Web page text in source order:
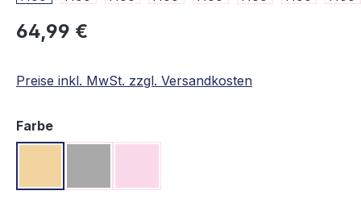
Regulärer Preis:
64,99 €
Preise inkl. MwSt. zzgl. Versandkosten
Farbeauswählen